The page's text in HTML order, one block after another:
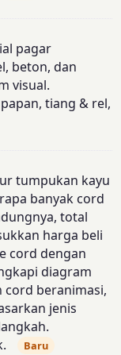
pagar
beton, dan
visual.
tiang & rel,
tumpukan kayu
banyak cord
total
harga beli
cord dengan
diagram
cord beranimasi,
jenis
Baru